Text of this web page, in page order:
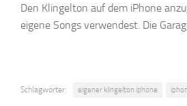
Den Klingelton auf dem iPhone
eigene Songs verwendest. Die
Schlagwörter: eigener klingelton iphone